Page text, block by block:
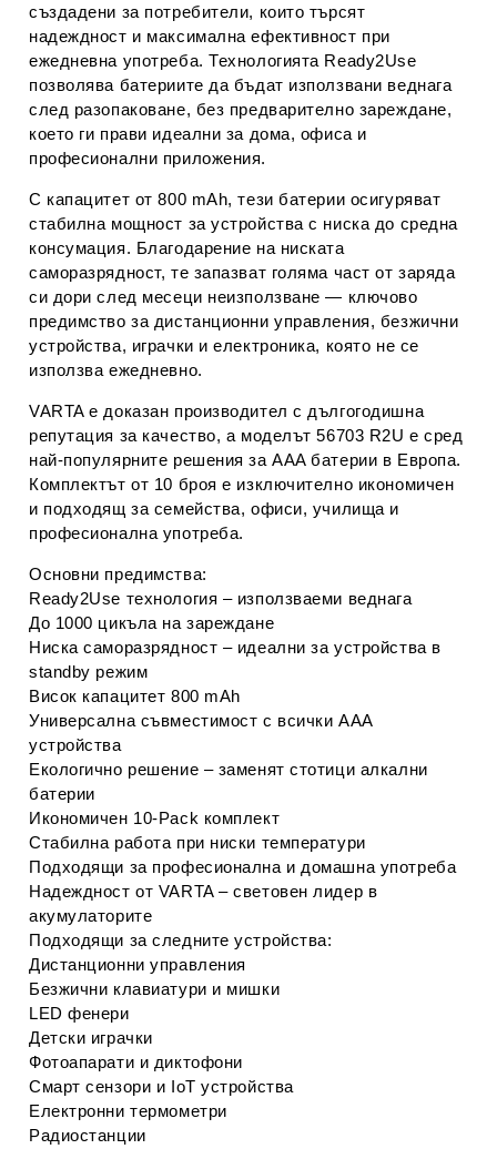
създадени за потребители, които търсят
надеждност и максимална ефективност при
ежедневна употреба. Технологията Ready2Use
позволява батериите да бъдат използвани веднага
след разопаковане, без предварително зареждане,
което ги прави идеални за дома, офиса и
професионални приложения.
С капацитет от 800 mAh, тези батерии осигуряват
стабилна мощност за устройства с ниска до средна
консумация. Благодарение на ниската
саморазрядност, те запазват голяма част от заряда
си дори след месеци неизползване — ключово
предимство за дистанционни управления, безжични
устройства, играчки и електроника, която не се
използва ежедневно.
VARTA е доказан производител с дългогодишна
репутация за качество, а моделът 56703 R2U е сред
най‑популярните решения за AAA батерии в Европа.
Комплектът от 10 броя е изключително икономичен
и подходящ за семейства, офиси, училища и
професионална употреба.
Основни предимства:
Ready2Use технология – използваеми веднага
До 1000 цикъла на зареждане
Ниска саморазрядност – идеални за устройства в
standby режим
Висок капацитет 800 mAh
Универсална съвместимост с всички AAA
устройства
Екологично решение – заменят стотици алкални
батерии
Икономичен 10‑Pack комплект
Стабилна работа при ниски температури
Подходящи за професионална и домашна употреба
Надеждност от VARTA – световен лидер в
акумулаторите
Подходящи за следните устройства:
Дистанционни управления
Безжични клавиатури и мишки
LED фенери
Детски играчки
Фотоапарати и диктофони
Смарт сензори и IoT устройства
Електронни термометри
Радиостанции